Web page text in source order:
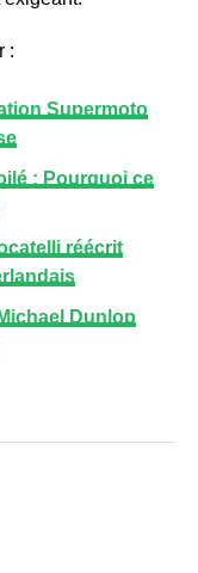
:
Supermoto
: Pourquoi ce
réécrit
Dunlop